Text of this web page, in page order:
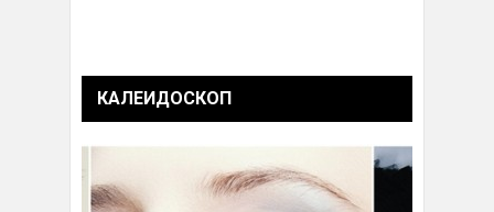
КАЛЕИДОСКОП